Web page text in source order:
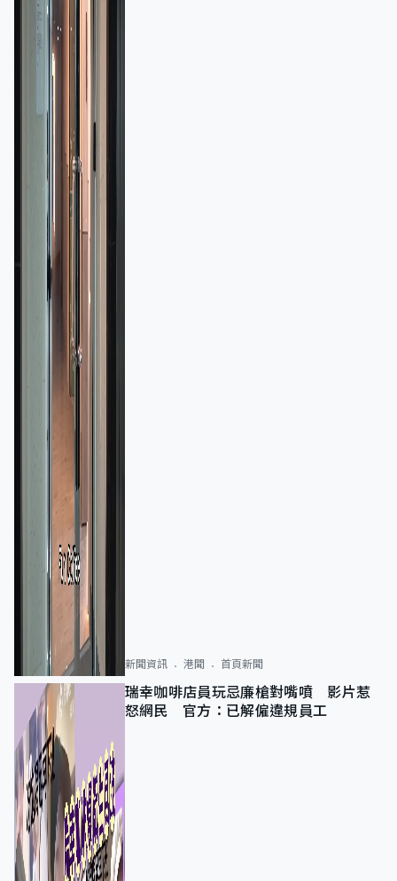
新聞資訊 港聞 首頁新聞
瑞幸咖啡店員玩忌廉槍對嘴噴 影片惹
怒網民 官方：已解僱違規員工